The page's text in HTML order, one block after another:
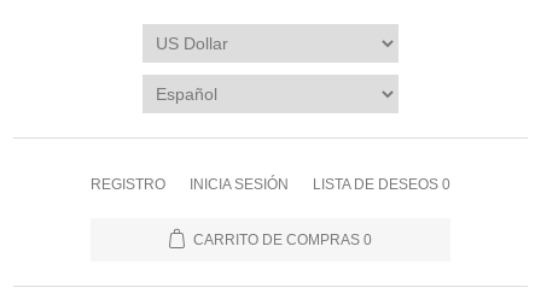
REGISTRO INICIA SESIÓN LISTA DE DESEOS 0
CARRITO DE COMPRAS 0